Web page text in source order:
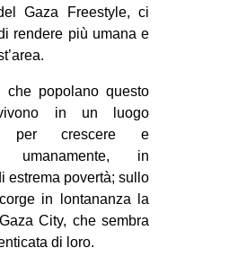
AFRICA
ORIENTE
EUROPA
ORIENTE
MONDO
EVENTI
Gaza Freestyle, ci
rendere più umana e
che popolano questo
in un luogo
per crescere e
umanamente, in
estrema povertà; sullo
in lontananza la
City, che sembra
di loro.